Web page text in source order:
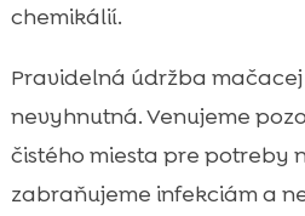
chemikálií.
Pravidelná údržba
nevyhnutná. Venujeme
čistého miesta pre potreby
zabraňujeme infekciám a